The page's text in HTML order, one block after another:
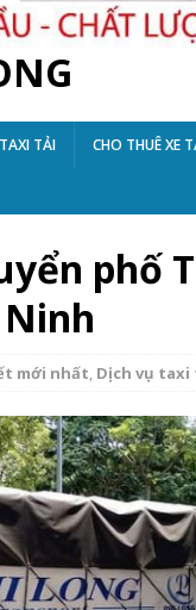
TẢI CHO THUÊ XE
phố
mới nhất, Dịch vụ taxi